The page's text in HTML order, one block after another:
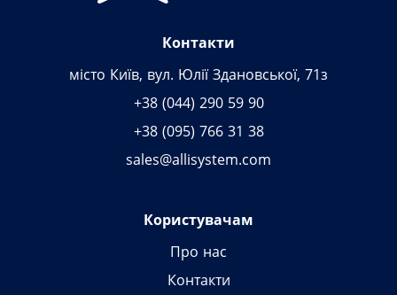
Контакти
місто Київ, вул. Юлії Здановської, 71з
+38 (044) 290 59 90
+38 (095) 766 31 38
sales@allisystem.com
Користувачам
Про нас
Контакти